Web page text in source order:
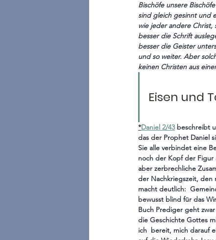
Bischöfe unsere
sind gleich gesinnt und
wie jeder andere Christ,
besser die Schrift
besser die Geister
und so weiter. Aber
keinen Christen aus
Eisen und
*Daniel 2/43 beschreibt
das der Prophet Daniel
Sie alle verbindet eine
noch der Kopf der Figur
aber zerbrechliche
der Nachkriegszeit, den
macht deutlich:
bewusst blind für das
Buch Prediger geht
die Geschichte Gottes
ich  bereit, mich darauf